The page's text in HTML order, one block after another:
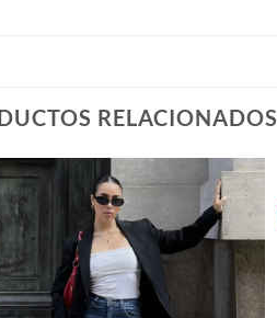
RELACIONADOS